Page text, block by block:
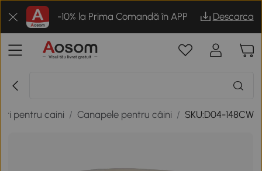
-10% la Prima Comandă în APP Descarca
pentru caini / Canapele pentru câini / SKU:D04-148CW